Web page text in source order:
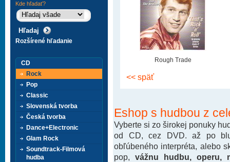
Rough Trade
<< späť
Eshop s hudbou z
Vyberte si zo širokej ponuky
od CD, cez DVD. až po
obľúbeného interpréta, alebo
pop, vážnu hudbu, operu,
Kde hľadať?
Rozšírené hľadanie
CD
Rock
Pop
Classic
Slovenská tvorba
Česká tvorba
Dance+Electronic
Glam Rock
Soundtrack-Filmová
hudba